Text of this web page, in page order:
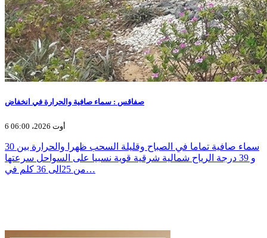
صفاقس : سماء صافية والحرارة في انخفاض
6 أوت 2026، 06:00
سماء صافية تماما في الصباح وقليلة السحب ظهرا والحرارة بين 30
و 39 درجة الرياح شمالية شرقية قوية نسبيا على السواحل سرعتها
من 25الى 36 كلم في…